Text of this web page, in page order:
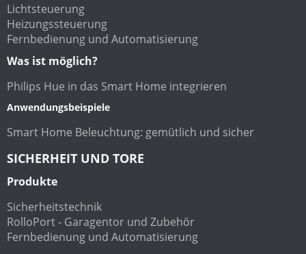
Lichtsteuerung
Heizungssteuerung
Fernbedienung und Automatisierung
Was ist möglich?
Philips Hue in das Smart Home integrieren
Anwendungsbeispiele
Smart Home Beleuchtung: gemütlich und sicher
SICHERHEIT UND TORE
Produkte
Sicherheitstechnik
RolloPort - Garagentor und Zubehör
Fernbedienung und Automatisierung